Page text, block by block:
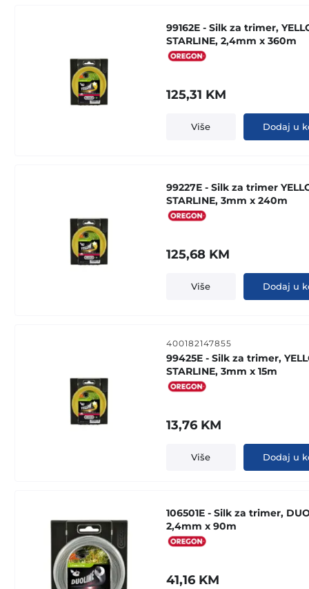
99162E - Silk za trimer,
STARLINE, 2,4mm x 360m
125,31 KM
Više Dodaj u
99227E - Silk za trimer
STARLINE, 3mm x 240m
125,68 KM
Više Dodaj u
400182147855
99425E - Silk za trimer,
STARLINE, 3mm x 15m
13,76 KM
Više Dodaj u
106501E - Silk za trimer,
2,4mm x 90m
41,16 KM